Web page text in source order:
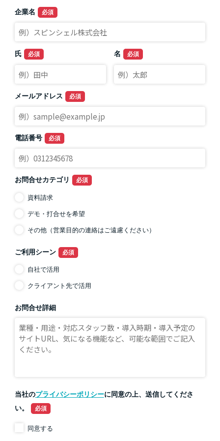
企業名
氏 名
メールアドレス
電話番号
お問合せカテゴリ
資料請求
デモ・打合せを希望
その他（営業目的の連絡はご遠慮ください）
ご利用シーン
自社で活用
クライアント先で活用
お問合せ詳細
当社のプライバシーポリシーに同意の上、送信してくださ
い。
同意する